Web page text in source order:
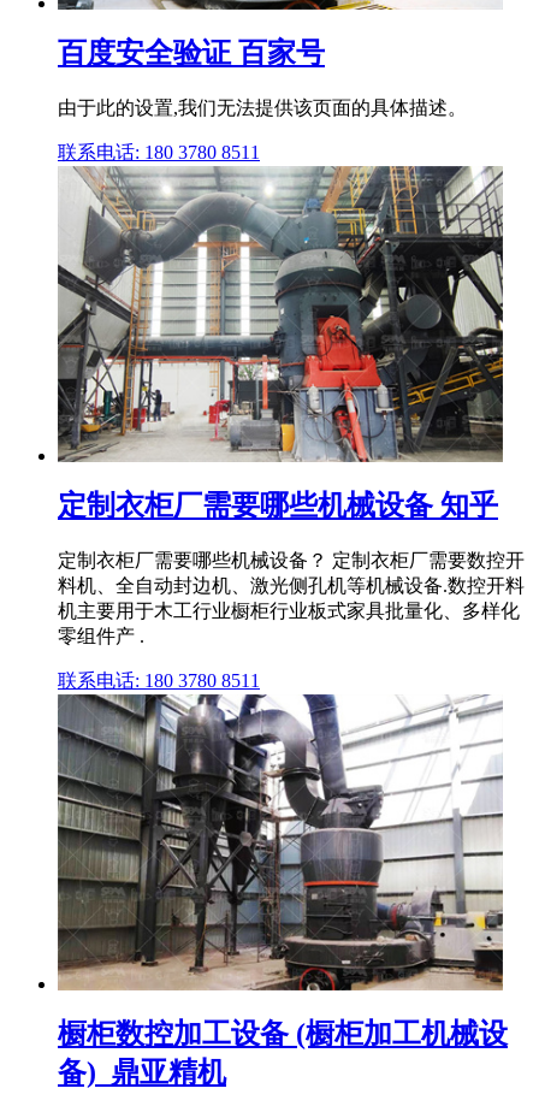
百度安全验证 百家号
由于此的设置,我们无法提供该页面的具体描述。
联系电话: 180 3780 8511
定制衣柜厂需要哪些机械设备 知乎
定制衣柜厂需要哪些机械设备？ 定制衣柜厂需要数控开
料机、全自动封边机、激光侧孔机等机械设备.数控开料
机主要用于木工行业橱柜行业板式家具批量化、多样化
零组件产 .
联系电话: 180 3780 8511
橱柜数控加工设备 (橱柜加工机械设
备)_鼎亚精机